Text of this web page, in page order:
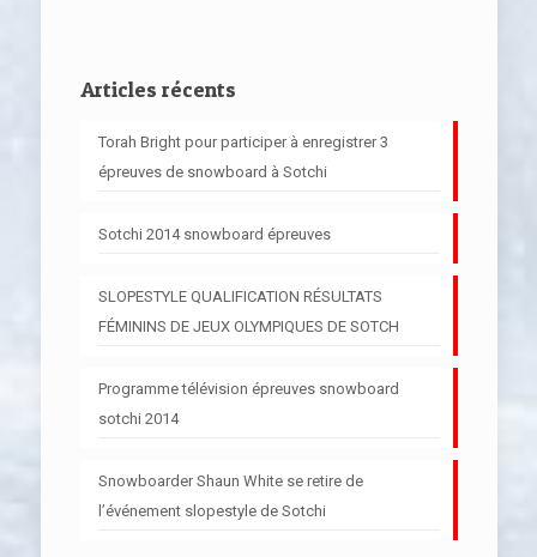
Articles récents
Torah Bright pour participer à enregistrer 3
épreuves de snowboard à Sotchi
Sotchi 2014 snowboard épreuves
SLOPESTYLE QUALIFICATION RÉSULTATS
FÉMININS DE JEUX OLYMPIQUES DE SOTCH
Programme télévision épreuves snowboard
sotchi 2014
Snowboarder Shaun White se retire de
l’événement slopestyle de Sotchi